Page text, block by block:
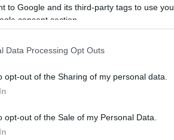
to Google and its third-party tags to use
consent section.
Data Processing Opt Outs
opt-out of the Sharing of my personal data.
opt-out of the Sale of my Personal Data.
finomhangolását és a
Ügyfélkapcsolatok
őket a kampányok állásáról,
világa folyamatosan
is lépést kell tartaniuk az
TEREMT VALÓDI ÜZLETI